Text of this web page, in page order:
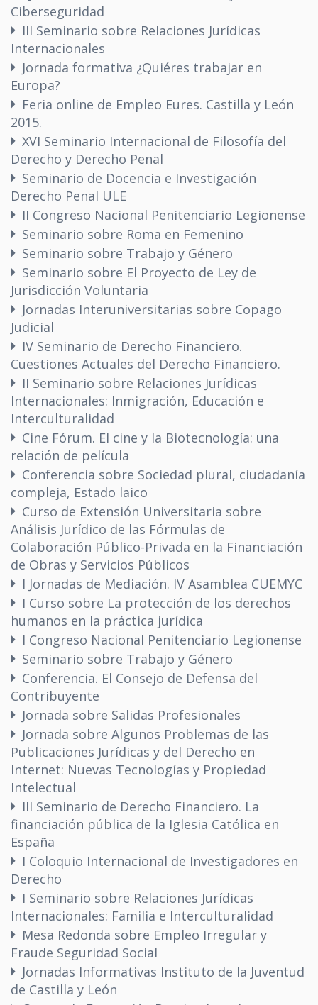
Ciberseguridad
III Seminario sobre Relaciones Jurídicas
Internacionales
Jornada formativa ¿Quiéres trabajar en
Europa?
Feria online de Empleo Eures. Castilla y León
2015.
XVI Seminario Internacional de Filosofía del
Derecho y Derecho Penal
Seminario de Docencia e Investigación
Derecho Penal ULE
II Congreso Nacional Penitenciario Legionense
Seminario sobre Roma en Femenino
Seminario sobre Trabajo y Género
Seminario sobre El Proyecto de Ley de
Jurisdicción Voluntaria
Jornadas Interuniversitarias sobre Copago
Judicial
IV Seminario de Derecho Financiero.
Cuestiones Actuales del Derecho Financiero.
II Seminario sobre Relaciones Jurídicas
Internacionales: Inmigración, Educación e
Interculturalidad
Cine Fórum. El cine y la Biotecnología: una
relación de película
Conferencia sobre Sociedad plural, ciudadanía
compleja, Estado laico
Curso de Extensión Universitaria sobre
Análisis Jurídico de las Fórmulas de
Colaboración Público-Privada en la Financiación
de Obras y Servicios Públicos
I Jornadas de Mediación. IV Asamblea CUEMYC
I Curso sobre La protección de los derechos
humanos en la práctica jurídica
I Congreso Nacional Penitenciario Legionense
Seminario sobre Trabajo y Género
Conferencia. El Consejo de Defensa del
Contribuyente
Jornada sobre Salidas Profesionales
Jornada sobre Algunos Problemas de las
Publicaciones Jurídicas y del Derecho en
Internet: Nuevas Tecnologías y Propiedad
Intelectual
III Seminario de Derecho Financiero. La
financiación pública de la Iglesia Católica en
España
I Coloquio Internacional de Investigadores en
Derecho
I Seminario sobre Relaciones Jurídicas
Internacionales: Familia e Interculturalidad
Mesa Redonda sobre Empleo Irregular y
Fraude Seguridad Social
Jornadas Informativas Instituto de la Juventud
de Castilla y León